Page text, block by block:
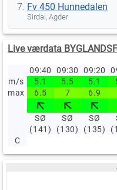
Fv 450 Hunnedalen
Sirdal, Agder
Live værdata
09:40 09:30 09:20
m/s
5.1 5.5 5.1
max
6.5 7 6.9
SØ
(141)
SØ
(130)
SØ
(135)
C